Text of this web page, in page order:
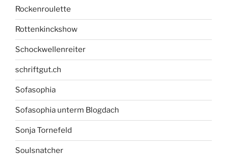
Rockenroulette
Rottenkinckshow
Schockwellenreiter
schriftgut.ch
Sofasophia
Sofasophia unterm Blogdach
Sonja Tornefeld
Soulsnatcher